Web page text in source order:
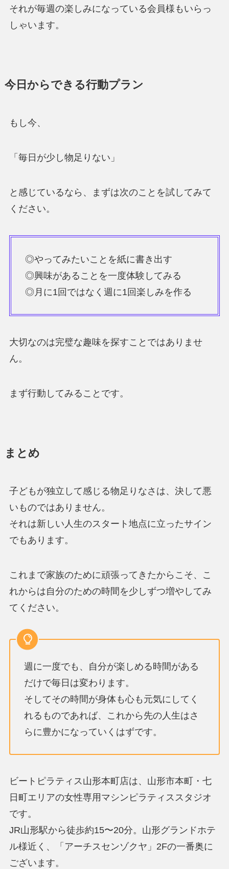
それが毎週の楽しみになっている会員様もいらっ
しゃいます。
今日からできる行動プラン
もし今、
「毎日が少し物足りない」
と感じているなら、まずは次のことを試してみて
ください。
◎やってみたいことを紙に書き出す
◎興味があることを一度体験してみる
◎月に1回ではなく週に1回楽しみを作る
大切なのは完璧な趣味を探すことではありませ
ん。
まず行動してみることです。
まとめ
子どもが独立して感じる物足りなさは、決して悪
いものではありません。
それは新しい人生のスタート地点に立ったサイン
でもあります。
これまで家族のために頑張ってきたからこそ、こ
れからは自分のための時間を少しずつ増やしてみ
てください。
週に一度でも、自分が楽しめる時間がある
だけで毎日は変わります。
そしてその時間が身体も心も元気にしてく
れるものであれば、これから先の人生はさ
らに豊かになっていくはずです。
ビートピラティス山形本町店は、山形市本町・七
日町エリアの女性専用マシンピラティススタジオ
です。
JR山形駅から徒歩約15〜20分。山形グランドホテ
ル様近く、「アーチスセンゾクヤ」2Fの一番奥に
ございます。